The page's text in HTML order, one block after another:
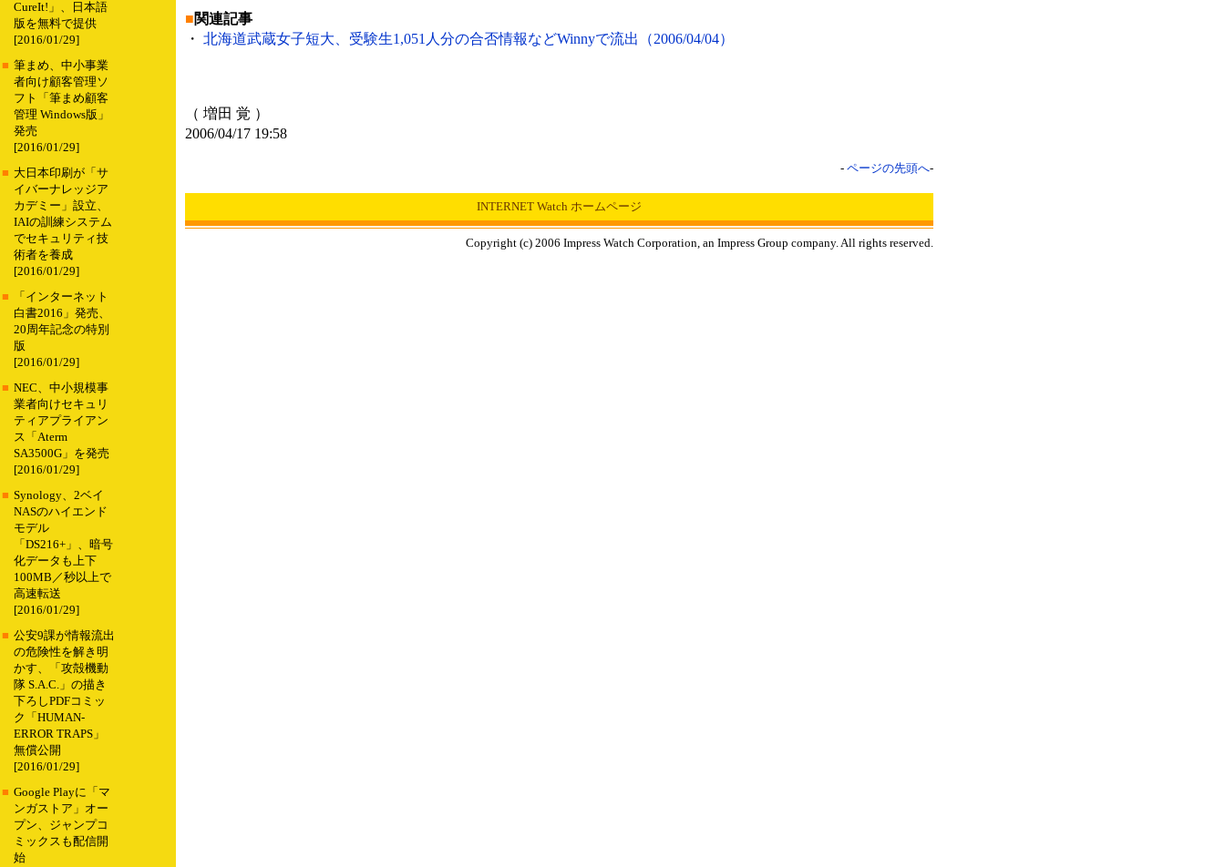
CureIt!」、日本語
版を無料で提供
[2016/01/29]
■ 筆まめ、中小事業
者向け顧客管理ソ
フト「筆まめ顧客
管理 Windows版」
発売
[2016/01/29]
■ 大日本印刷が「サ
イバーナレッジア
カデミー」設立、
IAIの訓練システム
でセキュリティ技
術者を養成
[2016/01/29]
■
「インターネット
白書2016」発売、
20周年記念の特別
版
[2016/01/29]
■ NEC、中小規模事
業者向けセキュリ
ティアプライアン
ス「Aterm
SA3500G」を発売
[2016/01/29]
■ Synology、2ベイ
NASのハイエンド
モデル
「DS216+」、暗号
化データも上下
100MB／秒以上で
高速転送
[2016/01/29]
■ 公安9課が情報流出
の危険性を解き明
かす、「攻殻機動
隊 S.A.C.」の描き
下ろしPDFコミッ
ク「HUMAN-
ERROR TRAPS」
無償公開
[2016/01/29]
■ Google Playに「マ
ンガストア」オー
プン、ジャンプコ
ミックスも配信開
始
■関連記事
・ 北海道武蔵女子短大、受験生1,051人分の合否情報などWinnyで流出（2006/04/04）
（ 増田 覚 ）
2006/04/17 19:58
- ページの先頭へ-
INTERNET Watch ホームページ
Copyright (c) 2006 Impress Watch Corporation, an Impress Group company. All rights reserved.